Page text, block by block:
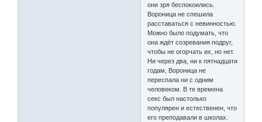
они зря беспокоились.
Вороница не спешила
расставаться с невинностью.
Можно было подумать, что
она ждёт созревания подруг,
чтобы не огорчать их, но нет.
Ни через два, ни к пятнадцати
годам, Вороница не
переспала ни с одним
человеком. В те времена
секс был настолько
популярен и естественен, что
его преподавали в школах.